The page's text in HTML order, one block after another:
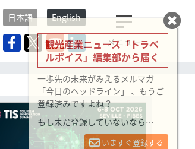
日本語 English
メニュー
観光産業ニュース「トラベ
ルボイス」編集部から届く
一歩先の未来がみえるメルマガ
「今日のヘッドライン」 、もうご
登録済みですよね？
もし未だ登録していないなら…
いますぐ登録する